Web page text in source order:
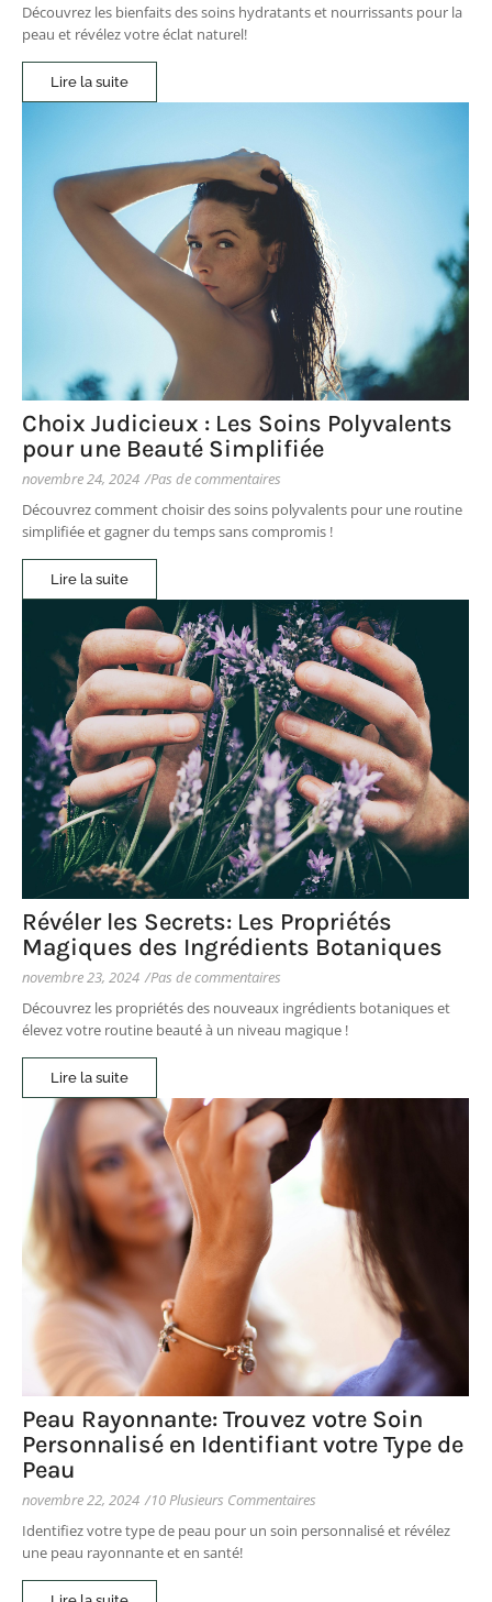
Découvrez les bienfaits des soins hydratants et nourrissants pour la
peau et révélez votre éclat naturel!
Lire la suite
Choix Judicieux : Les Soins Polyvalents
pour une Beauté Simplifiée
novembre 24, 2024 /Pas de commentaires
Découvrez comment choisir des soins polyvalents pour une routine
simplifiée et gagner du temps sans compromis !
Lire la suite
Révéler les Secrets: Les Propriétés
Magiques des Ingrédients Botaniques
novembre 23, 2024 /Pas de commentaires
Découvrez les propriétés des nouveaux ingrédients botaniques et
élevez votre routine beauté à un niveau magique !
Lire la suite
Peau Rayonnante: Trouvez votre Soin
Personnalisé en Identifiant votre Type de
Peau
novembre 22, 2024 /10 Plusieurs Commentaires
Identifiez votre type de peau pour un soin personnalisé et révélez
une peau rayonnante et en santé!